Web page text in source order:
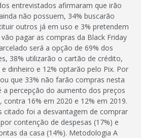
entrevistados afirmaram que irão
não possuem, 34% buscarão
outros já em uso e 3% pretendem
pagar as compras da Black Friday
será a opção de 69% dos
38% utilizarão o cartão de crédito,
dinheiro e 12% optarão pelo Pix. Por
que 33% não farão compras nesta
a percepção do aumento dos preços
contra 16% em 2020 e 12% em 2019.
citado foi a desvantagem de comprar
contenção de despesas (17%) e
da casa (14%). Metodologia A